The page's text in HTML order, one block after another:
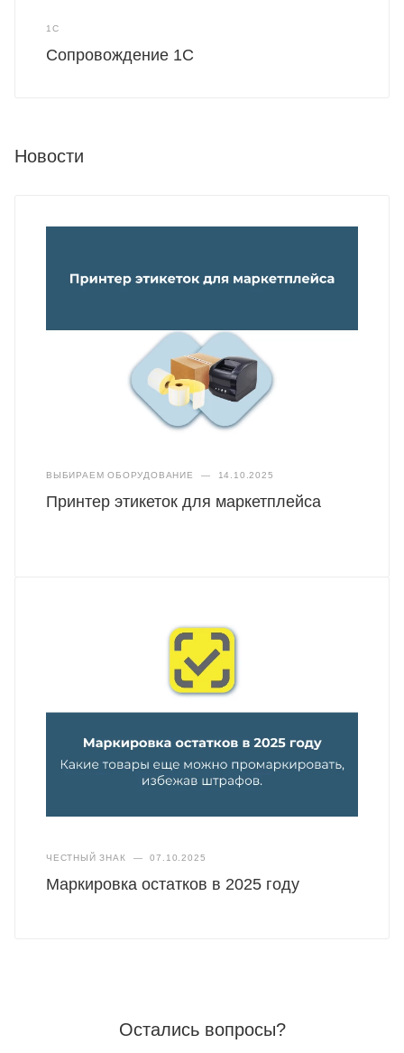
1С
Сопровождение 1С
Новости
ВЫБИРАЕМ ОБОРУДОВАНИЕ — 14.10.2025
Принтер этикеток для маркетплейса
ЧЕСТНЫЙ ЗНАК — 07.10.2025
Маркировка остатков в 2025 году
Остались вопросы?